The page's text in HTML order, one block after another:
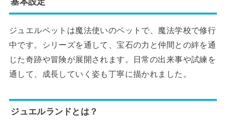
ジュエルペットは魔法使いのペットで、魔法学校で修行
中です。シリーズを通して、宝石の力と仲間との絆を通
じた奇跡や冒険が展開されます。日常の出来事や試練を
通して、成長していく姿も丁寧に描かれました。
ジュエルランドとは？